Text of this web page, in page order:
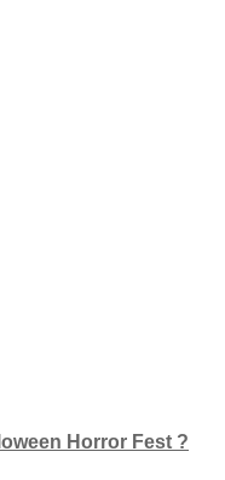
Horror Fest ?